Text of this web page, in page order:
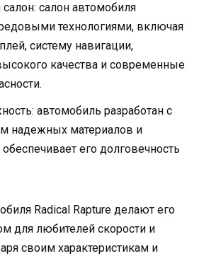
салон автомобиля
технологиями, включая
систему навигации,
качества и современные
автомобиль разработан с
надежных материалов и
обеспечивает его долговечность
Radical Rapture делают его
для любителей скорости и
своим характеристикам и